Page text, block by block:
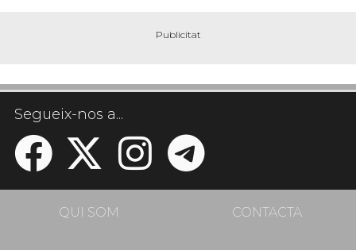
Segueix-nos a...
QUI SOM CONTACTA